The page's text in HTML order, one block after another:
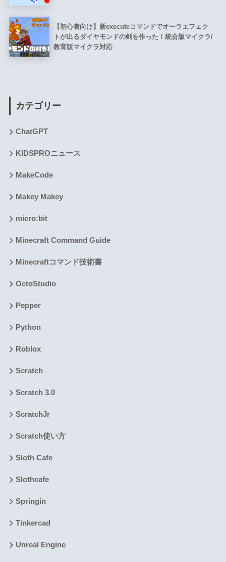
【初心者向け】新executeコマンドでオーラエフェク
トが出るダイヤモンドの剣を作った！統合版マイクラ/
教育版マイクラ対応
カテゴリー
ChatGPT
KIDSPROニュース
MakeCode
Makey Makey
micro:bit
Minecraft Command Guide
Minecraftコマンド技術書
OctoStudio
Pepper
Python
Roblox
Scratch
Scratch 3.0
ScratchJr
Scratch使い方
Sloth Cafe
Slothcafe
Springin
Tinkercad
Unreal Engine